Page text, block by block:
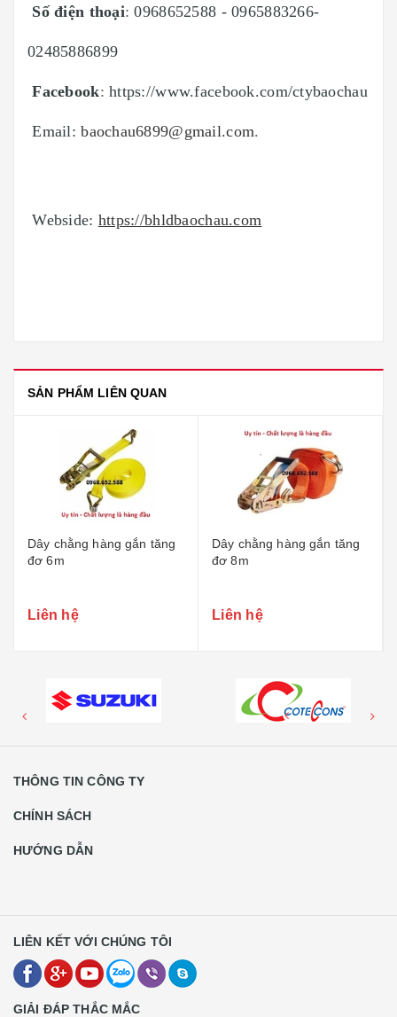
Số điện thoại:0968652588 - 0965883266-
02485886899
Facebook:https://www.facebook.com/ctybaochau
Email: baochau6899@gmail.com.
Webside: https://bhldbaochau.com
SẢN PHẨM LIÊN QUAN
Dây chằng hàng gắn tăng
đơ 6m
Liên hệ
Dây chằng hàng gắn tăng
đơ 8m
Liên hệ
THÔNG TIN CÔNG TY
CHÍNH SÁCH
HƯỚNG DẪN
LIÊN KẾT VỚI CHÚNG TÔI
GIẢI ĐÁP THẮC MẮC